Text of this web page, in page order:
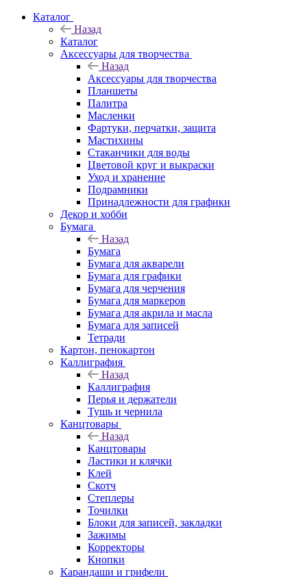
Каталог
Назад
Каталог
Аксессуары для творчества
Назад
Аксессуары для творчества
Планшеты
Палитра
Масленки
Фартуки, перчатки, защита
Мастихины
Стаканчики для воды
Цветовой круг и выкраски
Уход и хранение
Подрамники
Принадлежности для графики
Декор и хобби
Бумага
Назад
Бумага
Бумага для акварели
Бумага для графики
Бумага для черчения
Бумага для маркеров
Бумага для акрила и масла
Бумага для записей
Тетради
Картон, пенокартон
Каллиграфия
Назад
Каллиграфия
Перья и держатели
Тушь и чернила
Канцтовары
Назад
Канцтовары
Ластики и клячки
Клей
Скотч
Степлеры
Точилки
Блоки для записей, закладки
Зажимы
Корректоры
Кнопки
Карандаши и грифели